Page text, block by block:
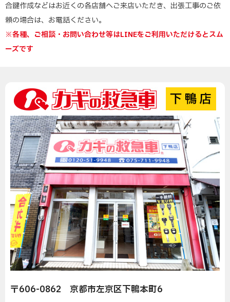
合鍵作成などはお近くの各店舗へご来店いただき、出張工事のご依
頼の場合は、お電話ください。
※各種、ご相談・お問い合わせ等はLINEをご利用いただけるとスム
ーズです
〒606-0862 京都市左京区下鴨本町6